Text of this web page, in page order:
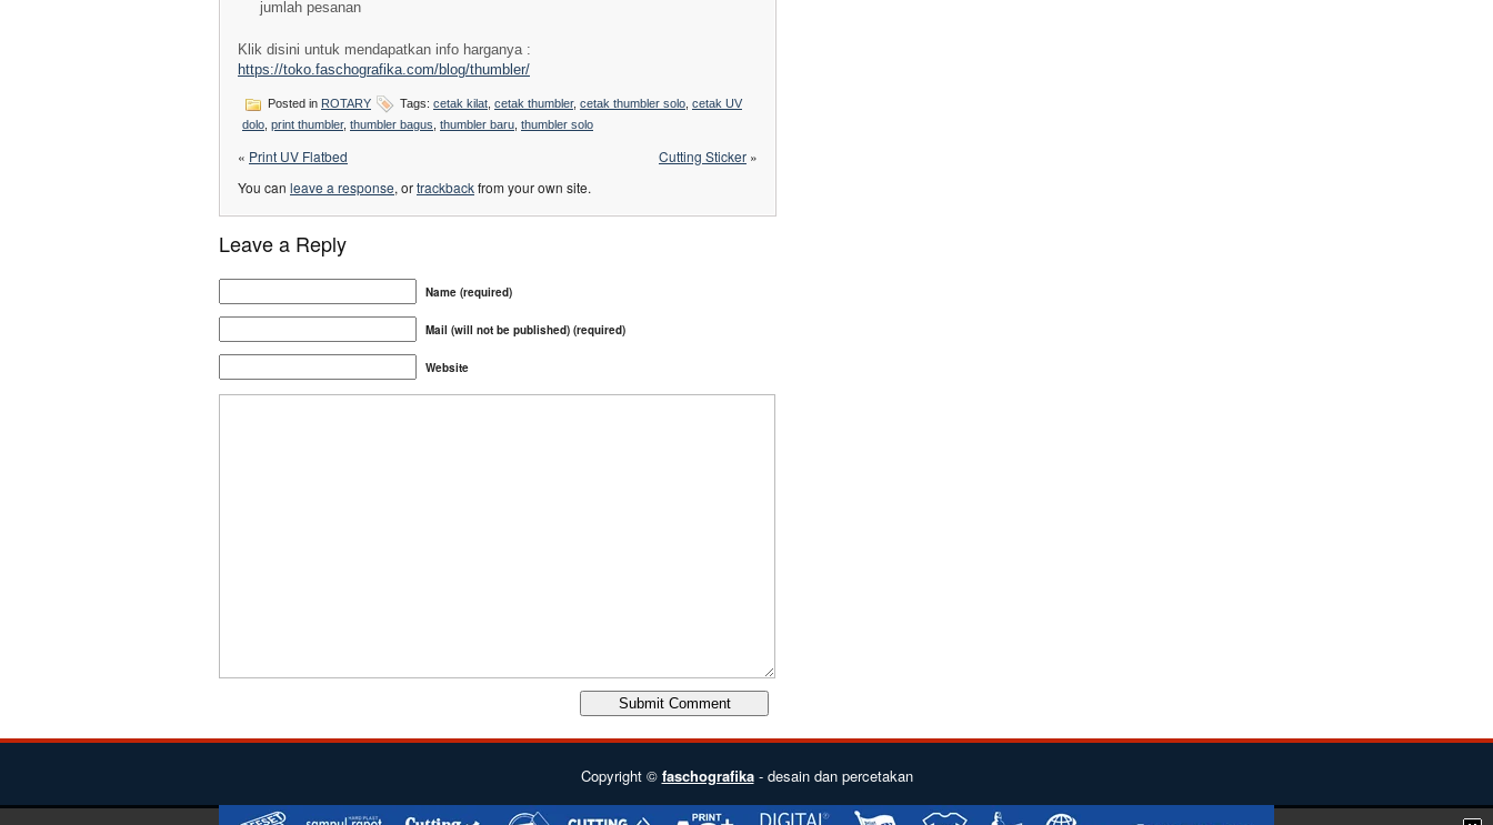
jumlah pesanan
Klik disini untuk mendapatkan info harganya :
https://toko.faschografika.com/blog/thumbler/
Posted in ROTARY Tags: cetak kilat cetak thumbler, cetak thumbler solo cetak UV
dolo print thumbler, thumbler bagus thumbler baru thumbler solo
« Print UV Flatbed Cutting Sticker »
You can leave a response, ortrackbackfrom your own site.
Leave a Reply
Name (required)
Mail (will not be published) (required)
Website
Copyright © faschografika- desain dan percetakan